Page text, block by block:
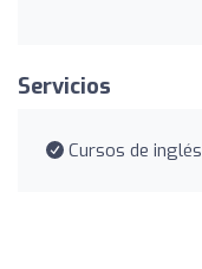
Servicios
Cursos de inglés